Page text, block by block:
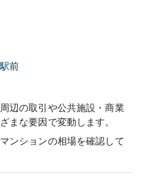
前
辺の取引や公共施設・商業
まな要因で変動します。
ンションの相場を確認して